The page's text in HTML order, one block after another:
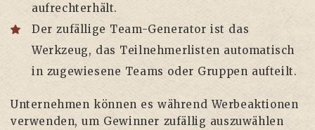
aufrechterhält.
Der zufällige Team-Generator ist das
Werkzeug, das Teilnehmerlisten automatisch
in zugewiesene Teams oder Gruppen aufteilt.
Unternehmen können es während Werbeaktionen
verwenden, um Gewinner zufällig auszuwählen